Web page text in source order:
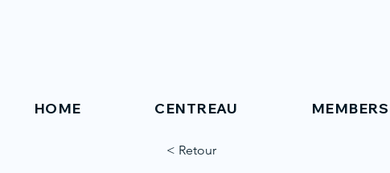
HOME CENTREAU MEMBERS
< Retour